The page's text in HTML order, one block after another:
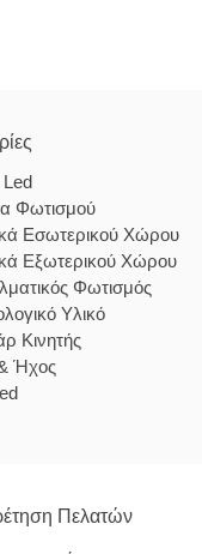
Φωτισμού
Εσωτερικού Χώρου
Εξωτερικού Χώρου
Φωτισμός
Υλικό
Κινητής
Ήχος
Πελατών